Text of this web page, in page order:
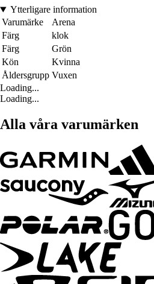
Ytterligare information
Varumärke
Arena
Färg
klok
Färg
Grön
Kön
Kvinna
Åldersgrupp Vuxen
Loading...
Loading...
Alla våra varumärken